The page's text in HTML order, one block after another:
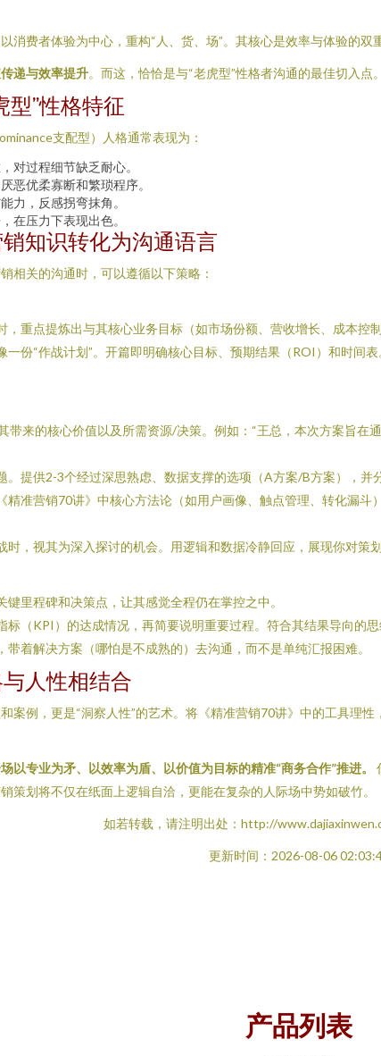
消费者体验为中心，重构“人、货、场”。其核心是效率与体验的双
递与效率提升。而这，恰恰是与“老虎型”性格者沟通的最佳切入点。
型”性格特征
支配型）人格通常表现为：
对过程细节缺乏耐心。
恶优柔寡断和繁琐程序。
力，反感拐弯抹角。
在压力下表现出色。
知识转化为沟通语言
相关的沟通时，可以遵循以下策略：
，重点提炼出与其核心业务目标（如市场份额、营收增长、成本控
一份“作战计划”。开篇即明确核心目标、预期结果（ROI）和时
带来的核心价值以及所需资源/决策。例如：“王总，本次方案旨
。提供2-3个经过深思熟虑、数据支撑的选项（A方案/B方案），并
精准营销70讲》中核心方法论（如用户画像、触点管理、转化漏
时，视其为深入探讨的机会。用逻辑和数据冷静回应，展现你对策
键里程碑和决策点，让其感觉全程仍在掌控之中。
标（KPI）的达成情况，再简要说明重要过程。符合其结果导向的思
带着解决方案（哪怕是不成熟的）去沟通，而不是单纯汇报困难。
人性相结合
案例，更是“洞察人性”的艺术。将《精准营销70讲》中的工具理
以专业为矛、以效率为盾、以价值为目标的精准“商务合作”推进。
策划将不仅在纸面上逻辑自洽，更能在复杂的人际场中势如破竹。
如若转载，请注明出处：http://
更新时间：2026-08-06
产品列表